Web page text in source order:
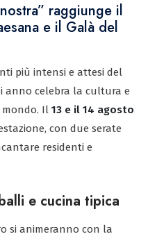
raggiunge il
e il Galà del
più intensi e attesi del
anno celebra la cultura e
Il 13 e il 14 agosto
con due serate
residenti e
e cucina tipica
si animeranno con la